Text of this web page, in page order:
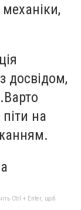
механіки,
досвідом,
на
Ctrl + Enter, щоб